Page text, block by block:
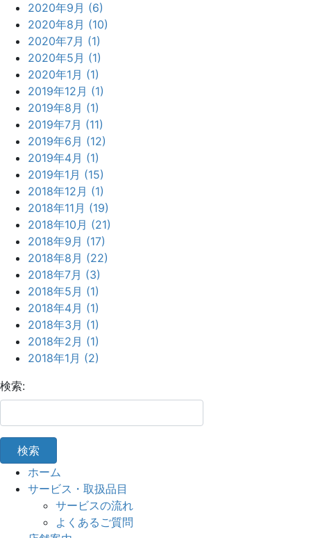
2020年9月 (6)
2020年8月 (10)
2020年7月 (1)
2020年5月 (1)
2020年1月 (1)
2019年12月 (1)
2019年8月 (1)
2019年7月 (11)
2019年6月 (12)
2019年4月 (1)
2019年1月 (15)
2018年12月 (1)
2018年11月 (19)
2018年10月 (21)
2018年9月 (17)
2018年8月 (22)
2018年7月 (3)
2018年5月 (1)
2018年4月 (1)
2018年3月 (1)
2018年2月 (1)
2018年1月 (2)
検索:
ホーム
サービス・取扱品目
サービスの流れ
よくあるご質問